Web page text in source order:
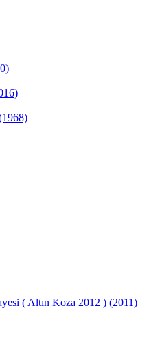
( Altın Koza 2012 ) (2011)